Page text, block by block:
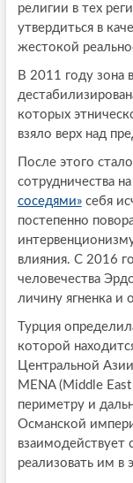
религии в тех
утвердиться в
жестокой
В 2011 году зона
которых
взяло верх над
После этого
сотрудничества
соседями»себя
постепенно
влияния. С 2016
человечества
личину ягненка
Турция
которой
Центральной
MENA (Middle
периметру и
Османской
реализовать им в